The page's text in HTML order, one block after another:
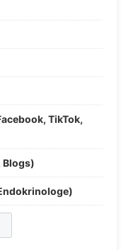
TikTok,
Blogs)